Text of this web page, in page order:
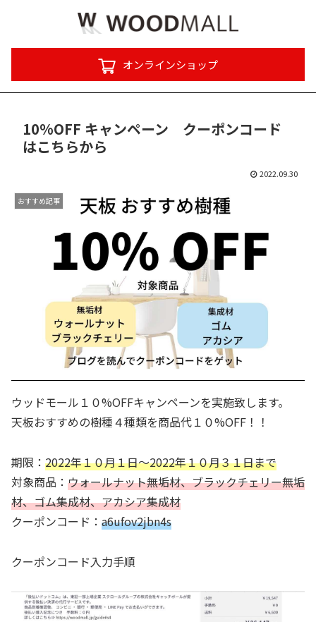
オンラインショップ
10%OFF キャンペーン クーポンコード
はこちらから
2022.09.30
おすすめ記事
ウッドモール１０%OFFキャンペーンを実施致します。
天板おすすめの樹種４種類を商品代１０%OFF！！
期限： 2022年１０月１日〜2022年１０月３１日まで
対象商品： ウォールナット無垢材、ブラックチェリー無垢
材、ゴム集成材、アカシア集成材
クーポンコード： a6ufov2jbn4s
クーポンコード入力手順